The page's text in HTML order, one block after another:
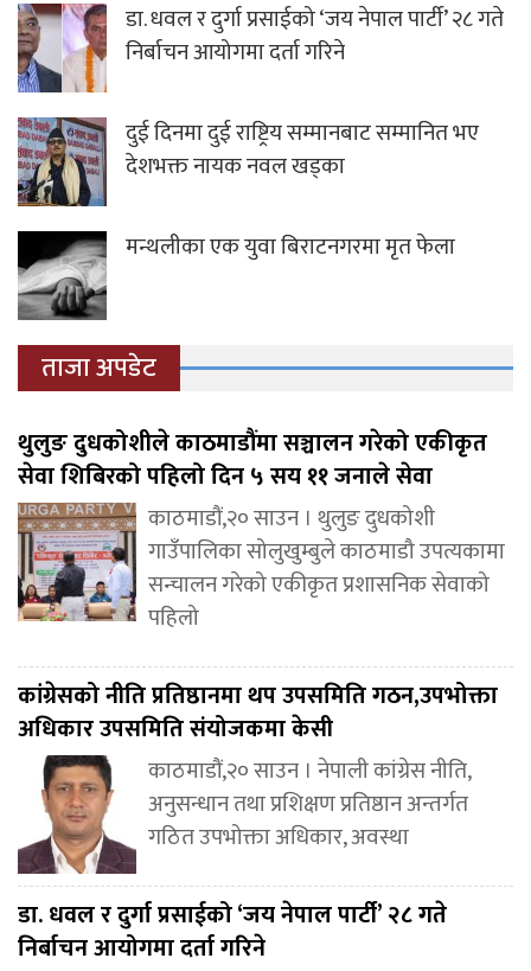
डा. धवल र दुर्गा प्रसाईको ‘जय नेपाल पार्टी’ २८ गते
निर्बाचन आयोगमा दर्ता गरिने
दुई दिनमा दुई राष्ट्रिय सम्मानबाट सम्मानित भए
देशभक्त नायक नवल खड्का
मन्थलीका एक युवा बिराटनगरमा मृत फेला
ताजा अपडेट
थुलुङ दुधकोशीले काठमाडौंमा सञ्चालन गरेको एकीकृत
सेवा शिबिरको पहिलो दिन ५ सय ११ जनाले सेवा
काठमाडौं,२० साउन । थुलुङ दुधकोशी
गाउँपालिका सोलुखुम्बुले काठमाडौ उपत्यकामा
सन्चालन गरेको एकीकृत प्रशासनिक सेवाको
पहिलो
कांग्रेसको नीति प्रतिष्ठानमा थप उपसमिति गठन,उपभोक्ता
अधिकार उपसमिति संयोजकमा केसी
काठमाडौं,२० साउन । नेपाली कांग्रेस नीति,
अनुसन्धान तथा प्रशिक्षण प्रतिष्ठान अन्तर्गत
गठित उपभोक्ता अधिकार, अवस्था
डा. धवल र दुर्गा प्रसाईको ‘जय नेपाल पार्टी’ २८ गते
निर्बाचन आयोगमा दर्ता गरिने